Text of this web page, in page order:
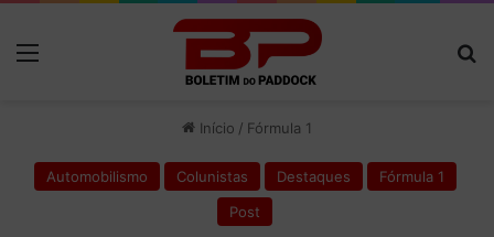
Início / Fórmula 1
Automobilismo Colunistas Destaques
Fórmula 1
Post